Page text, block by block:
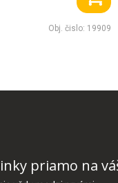
Obj. čislo: 19909
priamo na